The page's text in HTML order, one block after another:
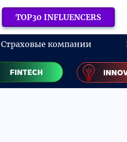
TOP30 INFLUENCERS
Страховые компании